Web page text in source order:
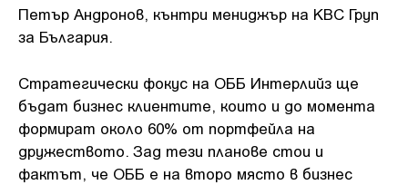
Петър Андронов, кънтри мениджър на KBC Груп
за България.
Стратегически фокус на ОББ Интерлийз ще
бъдат бизнес клиентите, които и до момента
формират около 60% от портфейла на
дружеството. Зад тези планове стои и
фактът, че ОББ е на второ място в бизнес